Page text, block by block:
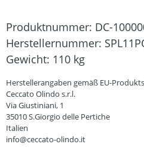
Produktnummer: DC-
Herstellernummer:
Gewicht: 110 kg
Herstellerangaben gemäß EU-
Ceccato Olindo s.r.l.
Via Giustiniani, 1
35010 S.Giorgio delle Pertiche
Italien
info@ceccato-olindo.it